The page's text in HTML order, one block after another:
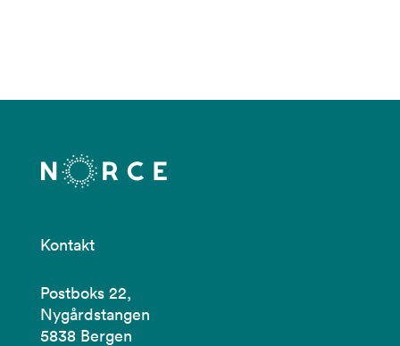
Kontakt
Postboks 22,
Nygårdstangen
5838 Bergen